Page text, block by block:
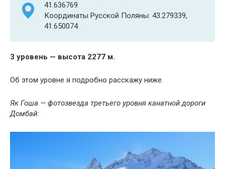
41.636769
Координаты Русской Поляны: 43.279339,
41.650074
3 уровень — высота 2277 м.
Об этом уровне я подробно расскажу ниже.
Як Гоша — фотозвезда третьего уровня канатной дороги
Домбай: